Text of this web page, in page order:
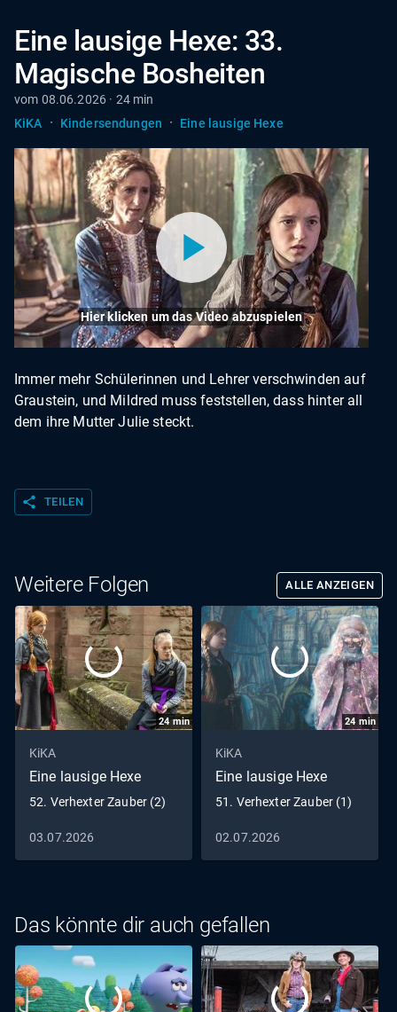
Eine lausige Hexe: 33.
Magische Bosheiten
vom 08.06.2026 · 24 min
KiKA
· Kindersendungen · Eine lausige Hexe
Hier klicken um das Video abzuspielen
Immer mehr Schülerinnen und Lehrer verschwinden auf
Graustein, und Mildred muss feststellen, dass hinter all
dem ihre Mutter Julie steckt.
share TEILEN
Weitere Folgen ALLE ANZEIGEN
24min
KiKA
Eine lausige Hexe
52. Verhexter Zauber (2)
03.07.2026
24 min
KiKA
Eine lausige Hexe
51. Verhexter Zauber (1)
02.07.2026
Das könnte dir auch gefallen